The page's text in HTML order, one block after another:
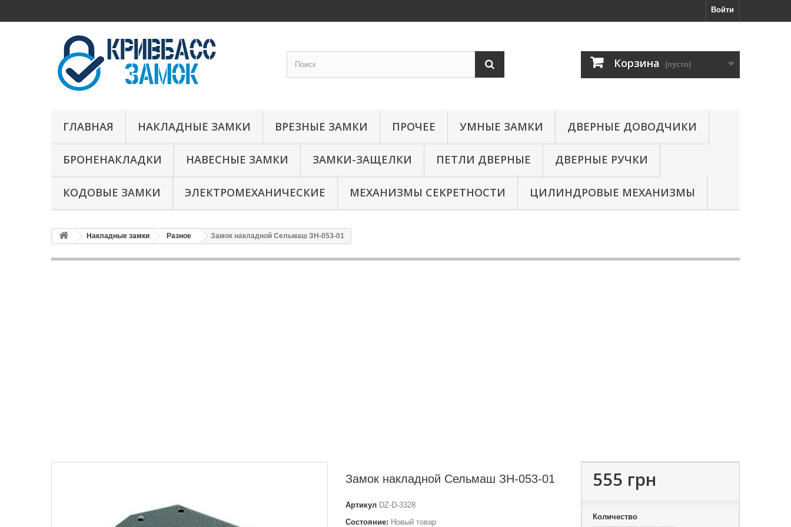
Войти
Корзина (пусто)
ГЛАВНАЯ НАКЛАДНЫЕ ЗАМКИ ВРЕЗНЫЕ ЗАМКИ ПРОЧЕЕ УМНЫЕ ЗАМКИ ДВЕРНЫЕ ДОВОДЧИКИ
БРОНЕНАКЛАДКИ НАВЕСНЫЕ ЗАМКИ ЗАМКИ-ЗАЩЕЛКИ ПЕТЛИ ДВЕРНЫЕ ДВЕРНЫЕ РУЧКИ
КОДОВЫЕ ЗАМКИ ЭЛЕКТРОМЕХАНИЧЕСКИЕ МЕХАНИЗМЫ СЕКРЕТНОСТИ ЦИЛИНДРОВЫЕ МЕХАНИЗМЫ
Накладные замки Разное Замок накладной Сельмаш ЗН-053-01
Замок накладной Сельмаш ЗН-053-01
Артикул DZ-D-3328
Состояние: Новый товар
555 грн
Количество